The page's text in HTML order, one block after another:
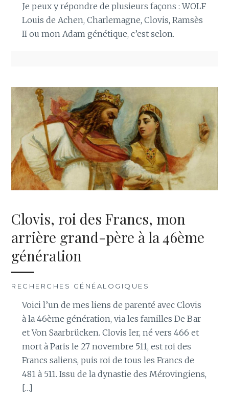
Je peux y répondre de plusieurs façons : WOLF
Louis de Achen, Charlemagne, Clovis, Ramsès
II ou mon Adam génétique, c’est selon.
Clovis, roi des Francs, mon
arrière grand-père à la 46ème
génération
RECHERCHES GÉNÉALOGIQUES
Voici l’un de mes liens de parenté avec Clovis
à la 46ème génération, via les familles De Bar
et Von Saarbrücken. Clovis Ier, né vers 466 et
mort à Paris le 27 novembre 511, est roi des
Francs saliens, puis roi de tous les Francs de
481 à 511. Issu de la dynastie des Mérovingiens,
[…]